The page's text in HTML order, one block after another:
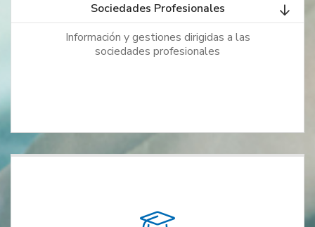
Sociedades Profesionales
Información y gestiones dirigidas a las
sociedades profesionales